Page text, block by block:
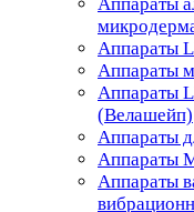
Аппараты
Аппараты
Аппараты
(Велашейп)
Аппараты
Аппараты
Аппараты